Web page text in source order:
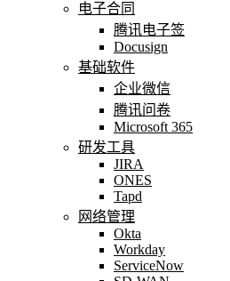
电子合同
腾讯电子签
Docusign
基础软件
企业微信
腾讯问卷
Microsoft 365
研发工具
JIRA
ONES
Tapd
网络管理
Okta
Workday
ServiceNow